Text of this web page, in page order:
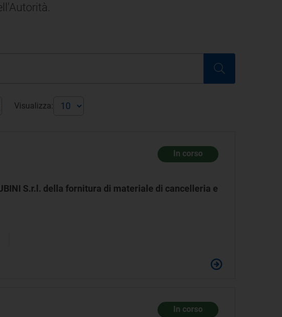
Visualizza:
In corso
S.r.l. della fornitura di materiale di cancelleria e
In corso